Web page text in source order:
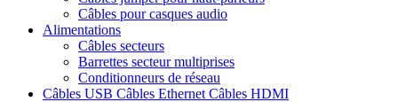
Câbles pour casques audio
Alimentations
Câbles secteurs
Barrettes secteur multiprises
Conditionneurs de réseau
Câbles USB Câbles Ethernet Câbles HDMI